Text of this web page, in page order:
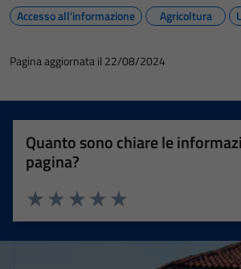
Accesso all'informazione
Agricoltura
Pagina aggiornata il 22/08/2024
Quanto sono chiare le
pagina?
Valuta 5 stelle su 5
Valuta 4 stelle su 5
Valuta 3 stelle su 5
Valuta 2 stelle su 5
Valuta 1 stelle su 5